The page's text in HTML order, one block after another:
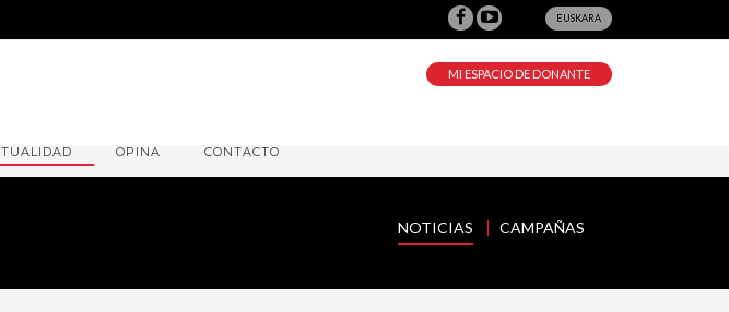
EUSKARA
MI ESPACIO DE DONANTE
OPINA CONTACTO
NOTICIAS CAMPAÑAS